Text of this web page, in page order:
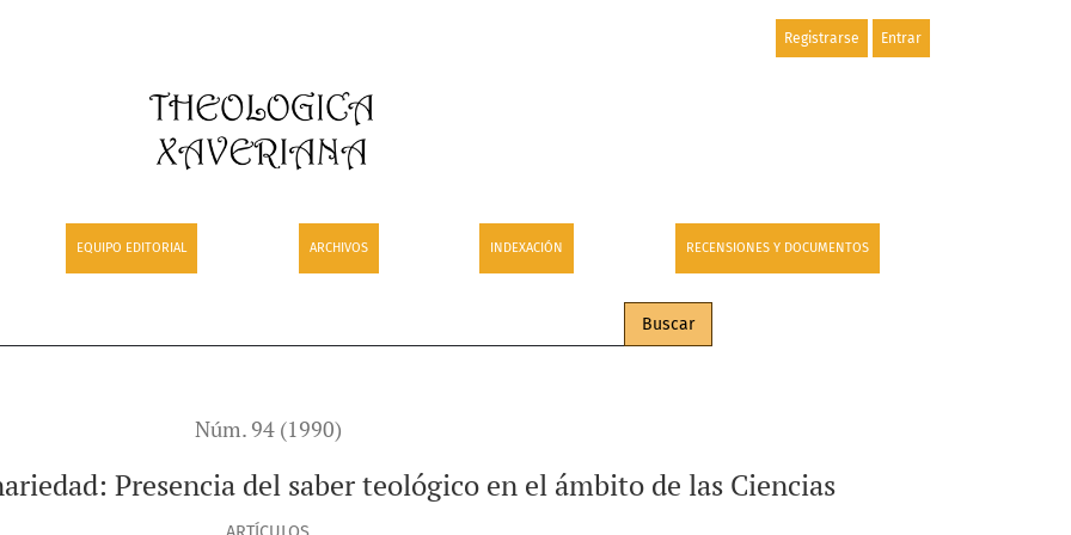
saber teológico en el ámbito de las Ciencias
EQUIPO EDITORIAL ARCHIVOS INDEXACIÓN RECENSIONES Y DOCUMENTOS
Registrarse Entrar
Buscar
Núm. 94 (1990)
Presencia del saber teológico en el ámbito de las Ciencias